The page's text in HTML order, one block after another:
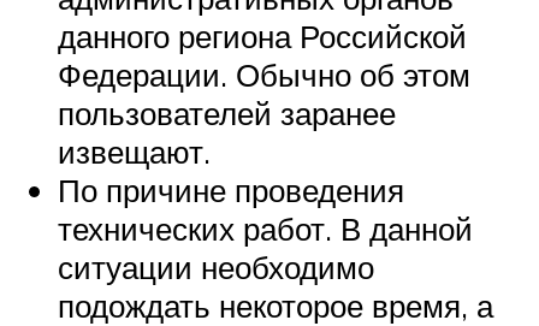
данного региона Российской
Федерации. Обычно об этом
пользователей заранее
извещают.
По причине проведения
технических работ. В данной
ситуации необходимо
подождать некоторое время, а